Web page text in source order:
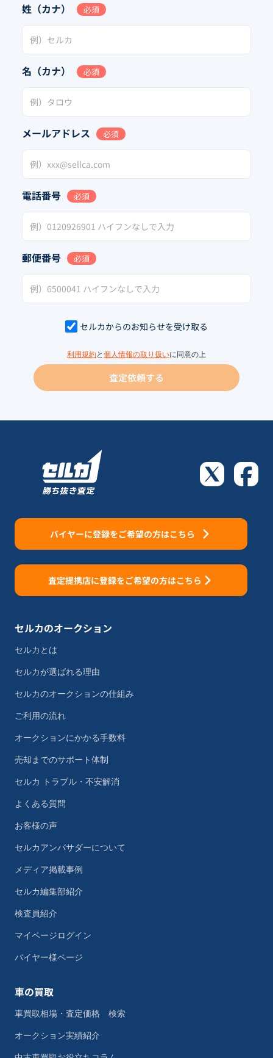
姓（カナ） 必須
名（カナ） 必須
メールアドレス 必須
電話番号 必須
郵便番号 必須
セルカからのお知らせを受け取る
利用規約と 個人情報の取り扱いに同意の上
査定依頼する
バイヤーに登録をご希望の方はこちら
査定提携店に登録をご希望の方はこちら
セルカのオークション
セルカとは
セルカが選ばれる理由
セルカのオークションの仕組み
ご利用の流れ
オークションにかかる手数料
売却までのサポート体制
セルカ トラブル・不安解消
よくある質問
お客様の声
セルカアンバサダーについて
メディア掲載事例
セルカ編集部紹介
検査員紹介
マイページログイン
バイヤー様ページ
車の買取
車買取相場・査定価格 検索
オークション実績紹介